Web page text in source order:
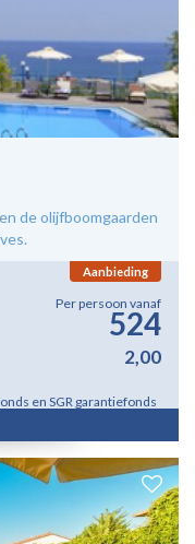
de olijfboomgaarden
Aanbieding
Per persoon vanaf
524
2,00
en SGR garantiefonds